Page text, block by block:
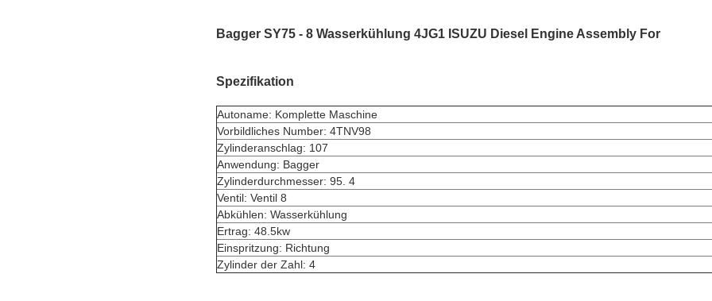
Bagger SY75 - 8 Wasserkühlung 4JG1 ISUZU Diesel Engine Assembly For
Spezifikation
Autoname: Komplette Maschine
Vorbildliches Number: 4TNV98
Zylinderanschlag: 107
Anwendung: Bagger
Zylinderdurchmesser: 95. 4
Ventil: Ventil 8
Abkühlen: Wasserkühlung
Ertrag: 48.5kw
Einspritzung: Richtung
Zylinder der Zahl: 4